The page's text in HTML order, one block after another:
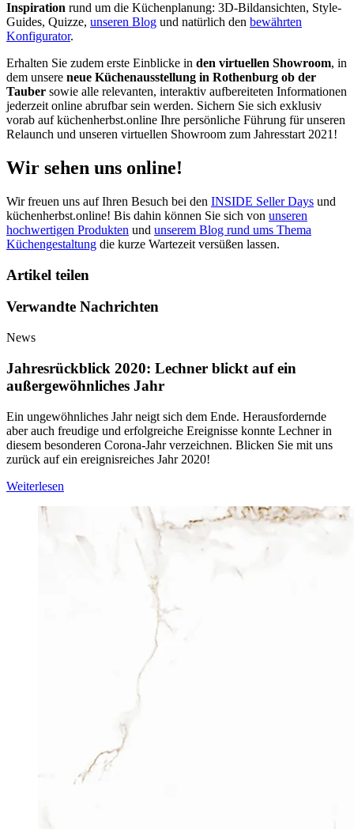
Inspiration rund um die Küchenplanung: 3D-Bildansichten, Style-
Guides, Quizze, unseren Blog und natürlich den bewährten
Konfigurator.
Erhalten Sie zudem erste Einblicke in den virtuellen Showroom, in
dem unsere neue Küchenausstellung in Rothenburg ob der
Tauber sowie alle relevanten, interaktiv aufbereiteten Informationen
jederzeit online abrufbar sein werden. Sichern Sie sich exklusiv
vorab auf küchenherbst.online Ihre persönliche Führung für unseren
Relaunch und unseren virtuellen Showroom zum Jahresstart 2021!
Wir sehen uns online!
Wir freuen uns auf Ihren Besuch bei den INSIDE Seller Days und
küchenherbst.online! Bis dahin können Sie sich von unseren
hochwertigen Produkten und unserem Blog rund ums Thema
Küchengestaltung die kurze Wartezeit versüßen lassen.
Artikel teilen
Verwandte Nachrichten
News
Jahresrückblick 2020: Lechner blickt auf ein
außergewöhnliches Jahr
Ein ungewöhnliches Jahr neigt sich dem Ende. Herausfordernde
aber auch freudige und erfolgreiche Ereignisse konnte Lechner in
diesem besonderen Corona-Jahr verzeichnen. Blicken Sie mit uns
zurück auf ein ereignisreiches Jahr 2020!
Weiterlesen